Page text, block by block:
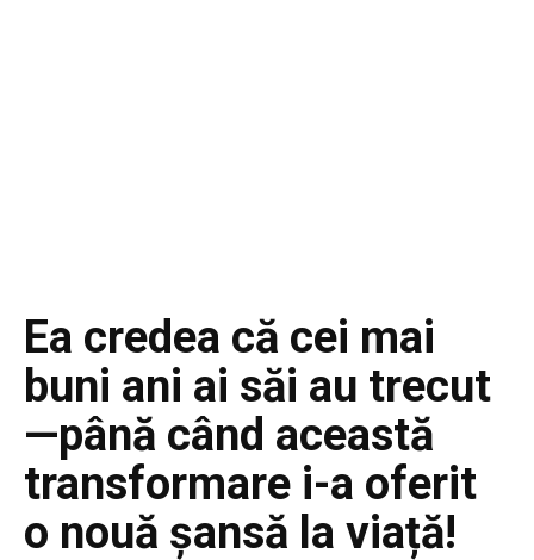
Ea credea că cei mai
buni ani ai săi au trecut
—până când această
transformare i-a oferit
o nouă șansă la viață!